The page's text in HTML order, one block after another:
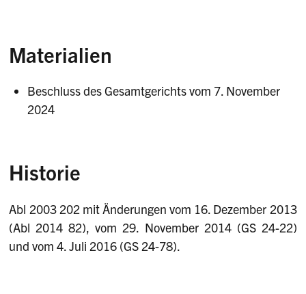
Materialien
Beschluss des Gesamtgerichts vom 7. November
2024
Historie
Abl 2003 202 mit Änderungen vom 16. Dezember 2013
(Abl 2014 82), vom 29. November 2014 (GS 24-22)
und vom 4. Juli 2016 (GS 24-78).